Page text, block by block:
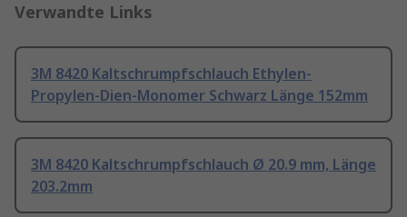
Verwandte Links
3M 8420 Kaltschrumpfschlauch Ethylen-
Propylen-Dien-Monomer Schwarz Länge 152mm
3M 8420 Kaltschrumpfschlauch Ø 20.9 mm, Länge
203.2mm